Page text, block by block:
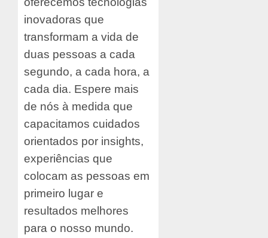
inovadoras que
transformam a vida de
duas pessoas a cada
segundo, a cada hora, a
cada dia. Espere mais
de nós à medida que
capacitamos cuidados
orientados por insights,
experiências que
colocam as pessoas em
primeiro lugar e
resultados melhores
para o nosso mundo.